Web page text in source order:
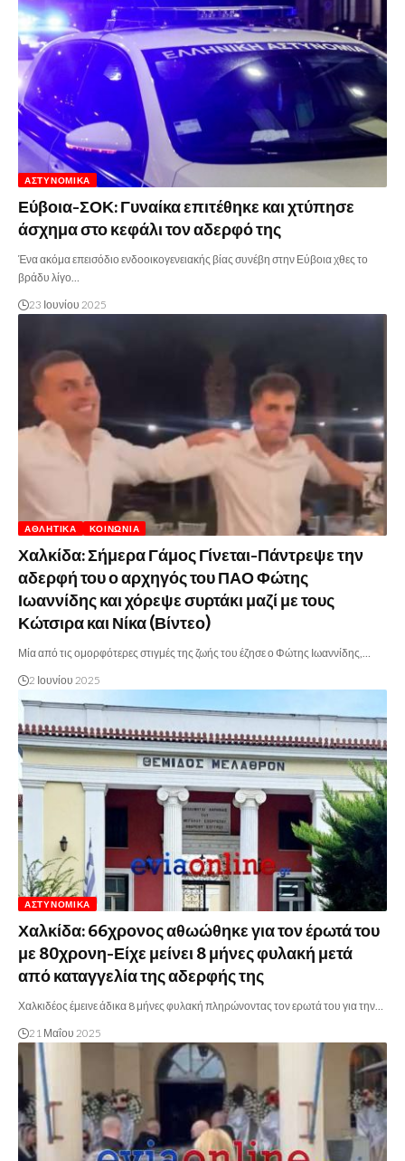
ΑΣΤΥΝΟΜΙΚΆ
Εύβοια-ΣΟΚ: Γυναίκα επιτέθηκε και χτύπησε
άσχημα στο κεφάλι τον αδερφό της
Ένα ακόμα επεισόδιο ενδοοικογενειακής βίας συνέβη στην Εύβοια χθες το
βράδυ λίγο…
23 Ιουνίου 2025
ΑΘΛΗΤΙΚΆ ΚΟΙΝΩΝΊΑ
Χαλκίδα: Σήμερα Γάμος Γίνεται-Πάντρεψε την
αδερφή του ο αρχηγός του ΠΑΟ Φώτης
Ιωαννίδης και χόρεψε συρτάκι μαζί με τους
Κώτσιρα και Νίκα (Βίντεο)
Μία από τις ομορφότερες στιγμές της ζωής του έζησε ο Φώτης Ιωαννίδης,…
2 Ιουνίου 2025
ΑΣΤΥΝΟΜΙΚΆ
Χαλκίδα: 66χρονος αθωώθηκε για τον έρωτά του
με 80χρονη-Είχε μείνει 8 μήνες φυλακή μετά
από καταγγελία της αδερφής της
Χαλκιδέος έμεινε άδικα 8 μήνες φυλακή πληρώνοντας τον ερωτά του για την…
21 Μαΐου 2025